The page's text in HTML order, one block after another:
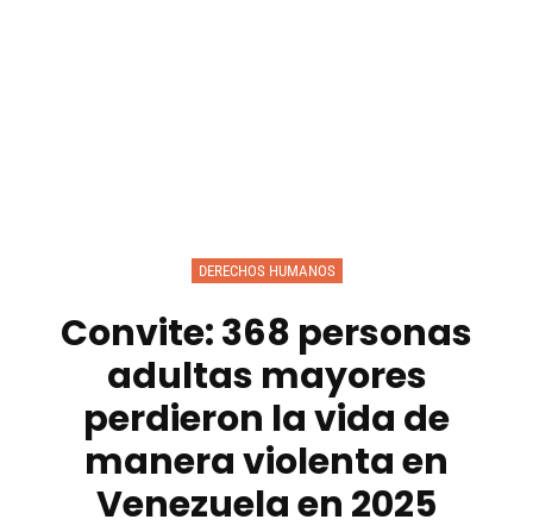
DERECHOS HUMANOS
Convite: 368 personas
adultas mayores
perdieron la vida de
manera violenta en
Venezuela en 2025